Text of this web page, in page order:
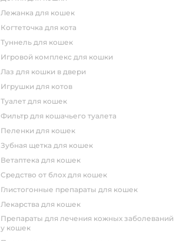
лежанка для кошек
когтеточка для кота
туннель для кошек
игровой комплекс для кошки
лаз для кошки в двери
игрушки для котов
туалет для кошек
фильтр для кошачьего туалета
пеленки для кошек
зубная щетка для кошек
ветаптека для кошек
средство от блох для кошек
глистогонные препараты для кошек
лекарства для кошек
препараты для лечения кожных заболеваний
у кошек